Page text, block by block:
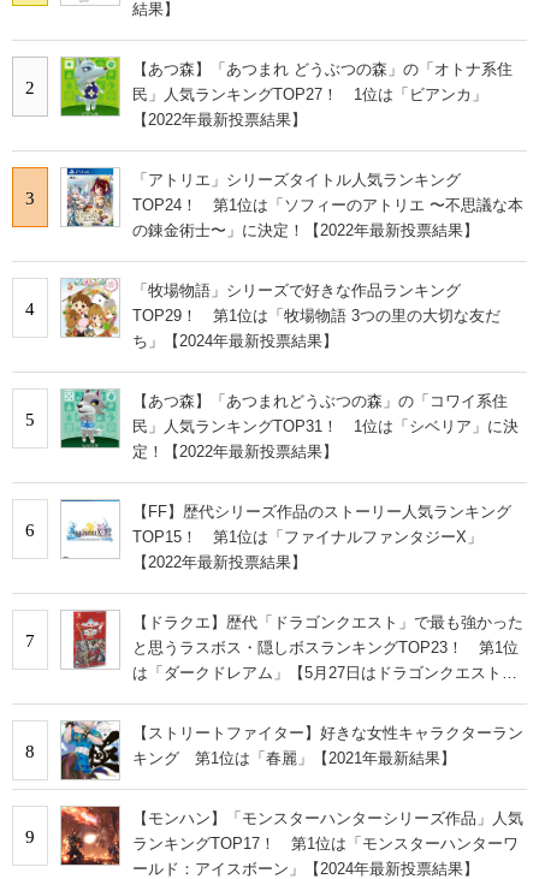
結果】
2
【あつ森】「あつまれ どうぶつの森」の「オトナ系住
民」人気ランキングTOP27！ 1位は「ビアンカ」
【2022年最新投票結果】
3
「アトリエ」シリーズタイトル人気ランキング
TOP24！ 第1位は「ソフィーのアトリエ 〜不思議な本
の錬金術士〜」に決定！【2022年最新投票結果】
4
「牧場物語」シリーズで好きな作品ランキング
TOP29！ 第1位は「牧場物語 3つの里の大切な友だ
ち」【2024年最新投票結果】
5
【あつ森】「あつまれどうぶつの森」の「コワイ系住
民」人気ランキングTOP31！ 1位は「シベリア」に決
定！【2022年最新投票結果】
6
【FF】歴代シリーズ作品のストーリー人気ランキング
TOP15！ 第1位は「ファイナルファンタジーX」
【2022年最新投票結果】
7
【ドラクエ】歴代「ドラゴンクエスト」で最も強かった
と思うラスボス・隠しボスランキングTOP23！ 第1位
は「ダークドレアム」【5月27日はドラゴンクエストの
8
【ストリートファイター】好きな女性キャラクターラン
キング 第1位は「春麗」【2021年最新結果】
9
【モンハン】「モンスターハンターシリーズ作品」人気
ランキングTOP17！ 第1位は「モンスターハンターワ
ールド：アイスボーン」【2024年最新投票結果】